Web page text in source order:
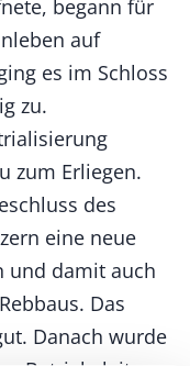
begann für
auf
es im Schloss
zu.
zum Erliegen.
des
eine neue
und damit auch
Das
Danach wurde